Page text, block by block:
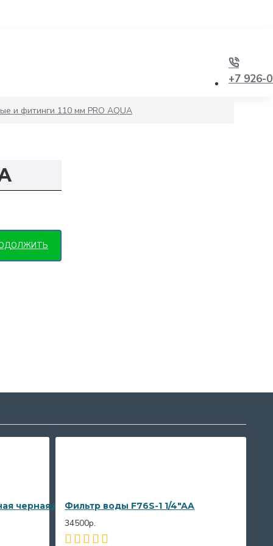
+7 926-
и фитинги 110 мм PRO AQUA
воды
черная щетина, Делтаролл, 70×12 мм
Фильтр воды F76S-1 1/4"AA
34500р.